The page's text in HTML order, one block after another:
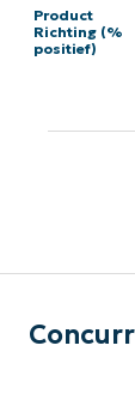
Product
Richting (%
positief)